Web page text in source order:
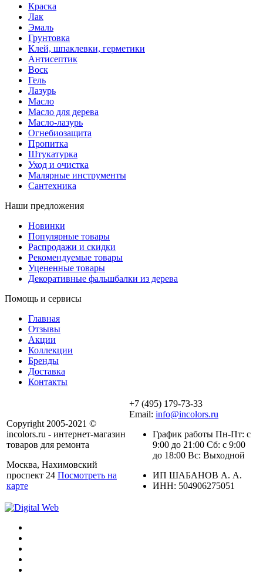
Краска
Лак
Эмаль
Грунтовка
Клей, шпаклевки, герметики
Антисептик
Воск
Гель
Лазурь
Масло
Масло для дерева
Масло-лазурь
Огнебиозащита
Пропитка
Штукатурка
Уход и очистка
Малярные инструменты
Сантехника
Наши предложения
Новинки
Популярные товары
Распродажи и скидки
Рекомендуемые товары
Уцененные товары
Декоративные фальшбалки из дерева
Помощь и сервисы
Главная
Отзывы
Акции
Коллекции
Бренды
Доставка
Контакты
Copyright 2005-2021 ©
incolors.ru - интернет-магазин
товаров для ремонта
Москва, Нахимовский
проспект 24 Посмотреть на
карте
+7 (495) 179-73-33
Email: info@incolors.ru
График работы Пн-Пт: с
9:00 до 21:00 Сб: с 9:00
до 18:00 Вс: Выходной
ИП ШАБАНОВ А. А.
ИНН: 504906275051